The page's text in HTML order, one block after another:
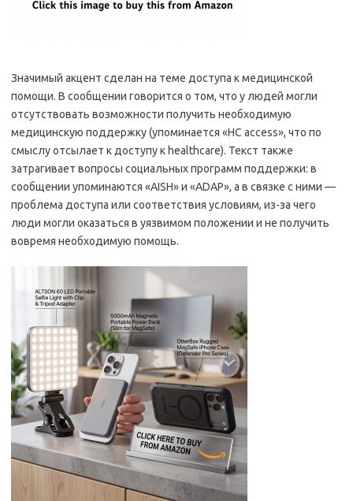
Значимый акцент сделан на теме доступа к медицинской
помощи. В сообщении говорится о том, что у людей могли
отсутствовать возможности получить необходимую
медицинскую поддержку (упоминается «HC access», что по
смыслу отсылает к доступу к healthcare). Текст также
затрагивает вопросы социальных программ поддержки: в
сообщении упоминаются «AISH» и «ADAP», а в связке с ними —
проблема доступа или соответствия условиям, из-за чего
люди могли оказаться в уязвимом положении и не получить
вовремя необходимую помощь.